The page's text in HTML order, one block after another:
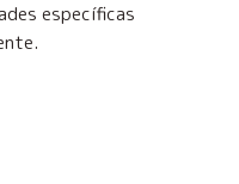
específicas